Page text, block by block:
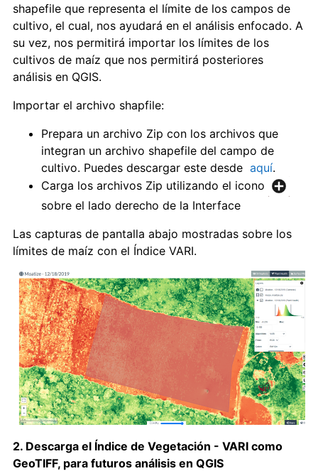
shapefile que representa el límite de los campos de
cultivo, el cual, nos ayudará en el análisis enfocado. A
su vez, nos permitirá importar los límites de los
cultivos de maíz que nos permitirá posteriores
análisis en QGIS.
Importar el archivo shapfile:
Prepara un archivo Zip con los archivos que
integran un archivo shapefile del campo de
cultivo. Puedes descargar este desde aquí.
Carga los archivos Zip utilizando el icono
sobre el lado derecho de la Interface
Las capturas de pantalla abajo mostradas sobre los
límites de maíz con el Índice VARI.
2. Descarga el Índice de Vegetación - VARI como
GeoTIFF, para futuros análisis en QGIS